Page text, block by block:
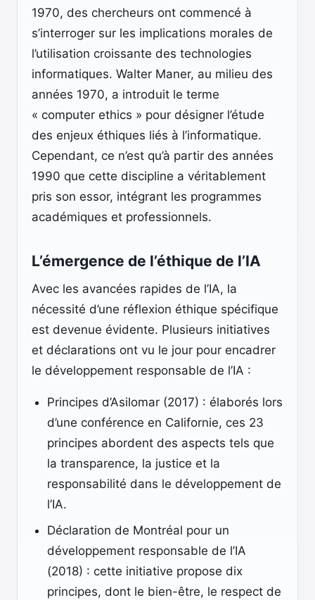
1970, des chercheurs ont commencé à
s’interroger sur les implications morales de
l’utilisation croissante des technologies
informatiques. Walter Maner, au milieu des
années 1970, a introduit le terme
« computer ethics » pour désigner l’étude
des enjeux éthiques liés à l’informatique.
Cependant, ce n’est qu’à partir des années
1990 que cette discipline a véritablement
pris son essor, intégrant les programmes
académiques et professionnels.
L’émergence de l’éthique de l’IA
Avec les avancées rapides de l’IA, la
nécessité d’une réflexion éthique spécifique
est devenue évidente. Plusieurs initiatives
et déclarations ont vu le jour pour encadrer
le développement responsable de l’IA :
Principes d’Asilomar (2017) : élaborés lors
d’une conférence en Californie, ces 23
principes abordent des aspects tels que
la transparence, la justice et la
responsabilité dans le développement de
l’IA.
Déclaration de Montréal pour un
développement responsable de l’IA
(2018) : cette initiative propose dix
principes, dont le bien-être, le respect de